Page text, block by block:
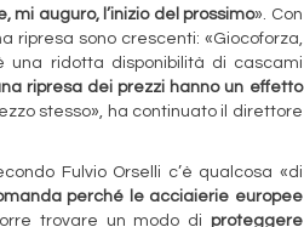
mi auguro, l’inizio del prossimo». Con
ripresa sono crescenti: «Giocoforza,
una ridotta disponibilità di cascami
ripresa dei prezzi hanno un effetto
stesso», ha continuato il direttore
Fulvio Orselli c’è qualcosa «di
perché le acciaierie europee
trovare un modo di proteggere